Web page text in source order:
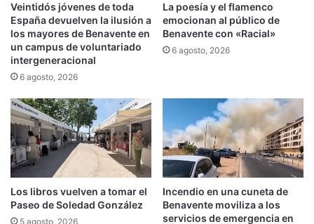
Veintidós jóvenes de toda
España devuelven la ilusión a
los mayores de Benavente en
un campus de voluntariado
intergeneracional
6 agosto, 2026
La poesía y el flamenco
emocionan al público de
Benavente con «Racial»
6 agosto, 2026
Los libros vuelven a tomar el
Paseo de Soledad González
5 agosto, 2026
Incendio en una cuneta de
Benavente moviliza a los
servicios de emergencia en